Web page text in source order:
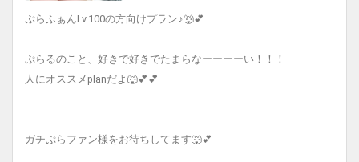
ぷらふぁんLv.100の方向けプラン♪🐺💕
ぷらるのこと、好きで好きでたまらなーーーーい！！！
人にオススメplanだよ🐺💕💕
ガチぷらファン様をお待ちしてます🐺💕